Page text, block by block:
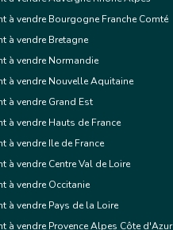
à vendre Bourgogne Franche Comté
à vendre Bretagne
à vendre Normandie
à vendre Nouvelle Aquitaine
à vendre Grand Est
à vendre Hauts de France
à vendre Ile de France
à vendre Centre Val de Loire
à vendre Occitanie
à vendre Pays de la Loire
à vendre Provence Alpes Côte d'Azur